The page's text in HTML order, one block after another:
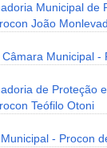
Municipal de
João
Municipal -
de Proteção
Teófilo Otoni
- Procon